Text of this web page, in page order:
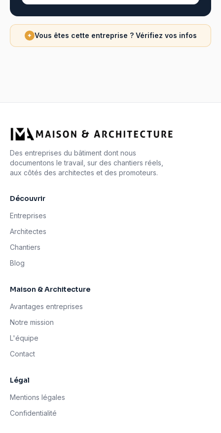
✦ Vous êtes cette entreprise ? Vérifiez vos infos
Des entreprises du bâtiment dont nous
documentons le travail, sur des chantiers réels,
aux côtés des architectes et des promoteurs.
Découvrir
Entreprises
Architectes
Chantiers
Blog
Maison & Architecture
Avantages entreprises
Notre mission
L'équipe
Contact
Légal
Mentions légales
Confidentialité